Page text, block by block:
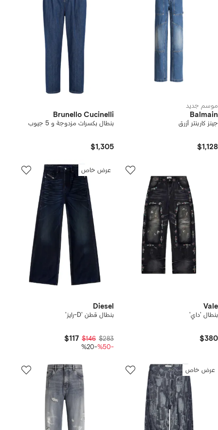
موسم جديد
Balmain
جينز كاربنتر أزرق
$1,128
Brunello Cucinelli
بنطال بكسرات مزدوجة و 5 جيوب
$1,305
Vale
بنطال 'داي'
$380
عرض خاص
Diesel
بنطال قطن 'D-رايز'
$283
$146
$117
-%50
-%20
عرض خاص